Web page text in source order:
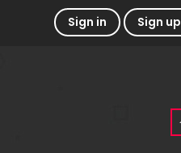
Sign in Sign up